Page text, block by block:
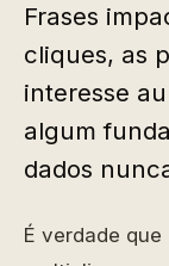
Frases
cliques, as
interesse
algum
dados
É verdade